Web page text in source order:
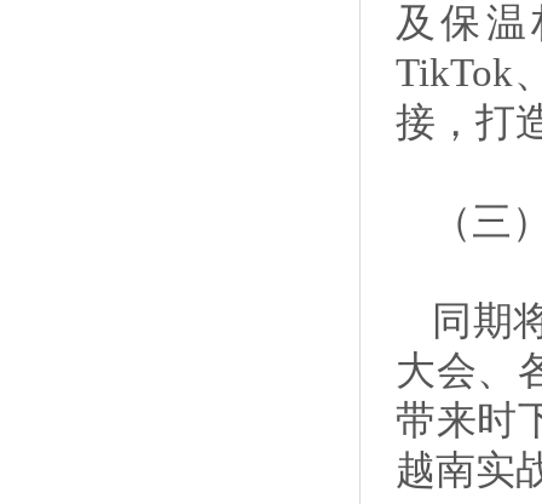
及保温
TikTok
接，打
（三
同期
大会、
带来时
越南实